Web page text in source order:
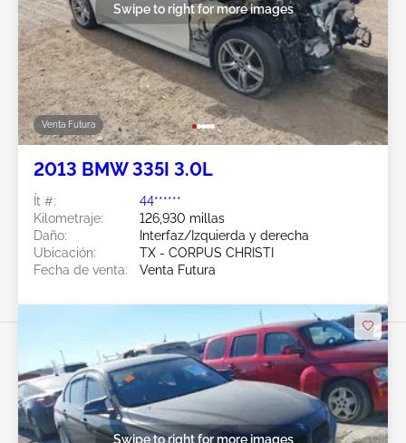
Venta Futura
Swipe to right for more images
2013 BMW 335I 3.0L
Ít #:
44******
Kilometraje:
126,930 millas
Daño:
Interfaz/Izquierda y derecha
Ubicación:
TX - CORPUS CHRISTI
Fecha de venta:
Venta Futura
Swipe to right for more images